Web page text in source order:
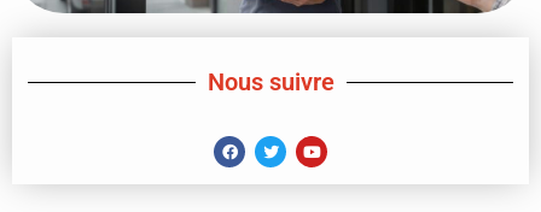
Nous suivre